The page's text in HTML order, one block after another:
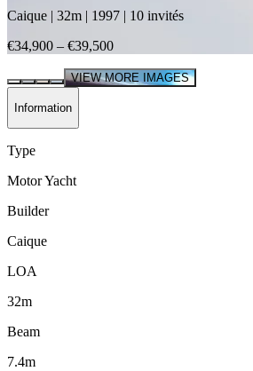
Caique | 32m | 1997 | 10 invités
€34,900 – €39,500
VIEW MORE IMAGES
Information
Type
Motor Yacht
Builder
Caique
LOA
32m
Beam
7.4m